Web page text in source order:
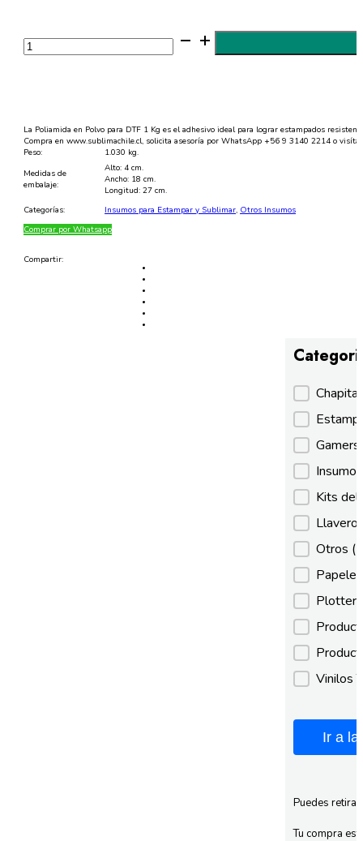
Poliamida
1
kg
La Poliamida en Polvo para DTF 1 Kg es el adhesivo ideal para lograr estampados
Compra en www.sublimachile.cl, solicita asesoría por WhatsApp +56 9 3140 2214 o
Peso:
1.030 kg.
Medidas de
embalaje:
Alto: 4 cm.
Ancho: 18 cm.
Longitud: 27 cm.
Categorías:
Insumos para Estampar y Sublimar, Otros Insumos
Comprar por Whatsapp
Compartir:
Gamers
Kits
Otros
Vinilos
Ir a la
Puedes
Tu compra